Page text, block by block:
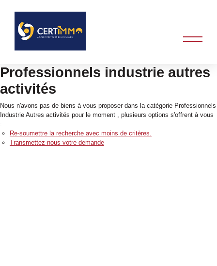
Professionnels industrie autres
activités
Nous n'avons pas de biens à vous proposer dans la catégorie Professionnels
Industrie Autres activités pour le moment , plusieurs options s'offrent à vous
:
Re-soumettre la recherche avec moins de critères.
Transmettez-nous votre demande